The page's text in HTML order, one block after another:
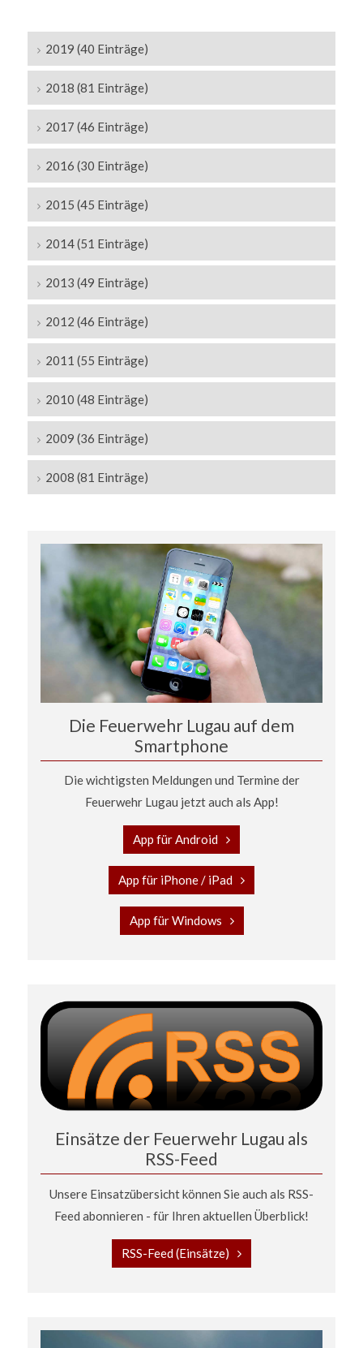
2019 (40 Einträge)
2018 (81 Einträge)
2017 (46 Einträge)
2016 (30 Einträge)
2015 (45 Einträge)
2014 (51 Einträge)
2013 (49 Einträge)
2012 (46 Einträge)
2011 (55 Einträge)
2010 (48 Einträge)
2009 (36 Einträge)
2008 (81 Einträge)
Die Feuerwehr Lugau auf dem
Smartphone
Die wichtigsten Meldungen und Termine der
Feuerwehr Lugau jetzt auch als App!
App für Android
App für iPhone / iPad
App für Windows
Einsätze der Feuerwehr Lugau als
RSS-Feed
Unsere Einsatzübersicht können Sie auch als RSS-
Feed abonnieren - für Ihren aktuellen Überblick!
RSS-Feed (Einsätze)